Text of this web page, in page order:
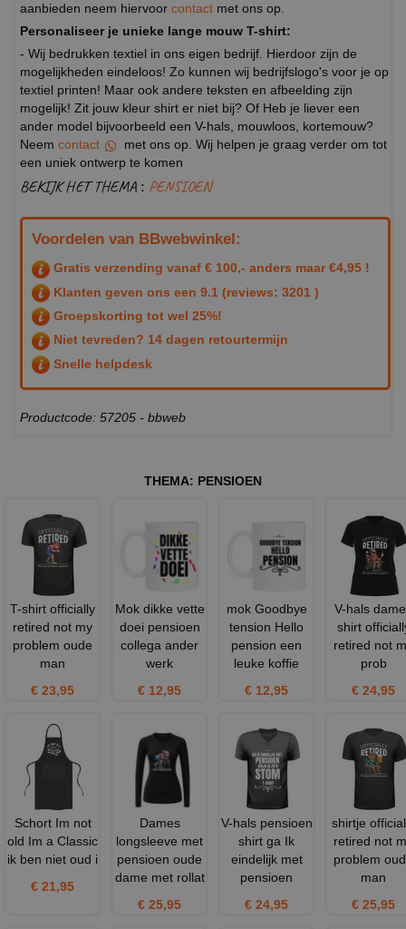
aanbieden neem hiervoor contact met ons op.
Personaliseer je unieke lange mouw T-shirt:
- Wij bedrukken textiel in ons eigen bedrijf. Hierdoor zijn de
mogelijkheden eindeloos! Zo kunnen wij bedrijfslogo's voor je op
textiel printen! Maar ook andere teksten en afbeelding zijn
mogelijk! Zit jouw kleur shirt er niet bij? Of Heb je liever een
ander model bijvoorbeeld een V-hals, mouwloos, kortemouw?
Neem contact
met ons op. Wij helpen je graag verder om tot
een uniek ontwerp te komen
BEKIJK HET THEMA : PENSIOEN
Voordelen van BBwebwinkel:
Gratis verzending vanaf € 100,- anders maar €4,95 !
Klanten geven ons een 9.1 (reviews: 3201 )
Groepskorting tot wel 25%!
Niet tevreden? 14 dagen retourtermijn
Snelle helpdesk
Productcode: 57205 - bbweb
THEMA: PENSIOEN
T-shirt officially
retired not my
problem oude
man
€ 23,95
Mok dikke vette
doei pensioen
collega ander
werk
€ 12,95
mok Goodbye
tension Hello
pension een
leuke koffie
€ 12,95
V-hals
shirt
retired not
prob
€ 24,95
Schort Im not
old Im a Classic
ik ben niet oud i
€ 21,95
Dames
longsleeve met
pensioen oude
dame met rollat
€ 25,95
V-hals pensioen
shirt ga Ik
eindelijk met
pensioen
€ 24,95
shirtje
retired not
problem
man
€ 25,95